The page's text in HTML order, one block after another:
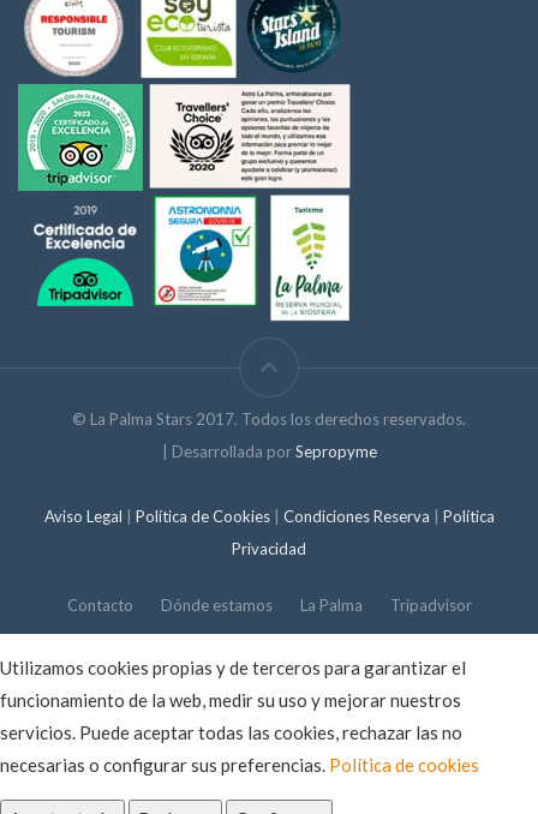
© La Palma Stars 2017. Todos los derechos reservados.
| Desarrollada porSepropyme
Aviso Legal Política de Cookies| Condiciones Reserva
Política
Privacidad
Contacto Dónde estamos La Palma Tripadvisor
Utilizamos cookies propias y de terceros para garantizar el
funcionamiento de la web, medir su uso y mejorar nuestros
servicios. Puede aceptar todas las cookies, rechazar las no
necesarias o configurar sus preferencias. Política de cookies